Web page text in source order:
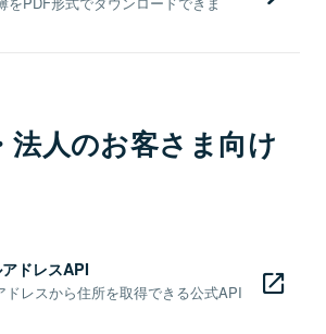
法人のお客さま向け
ドレスAPI
レスから住所を取得できる公式API